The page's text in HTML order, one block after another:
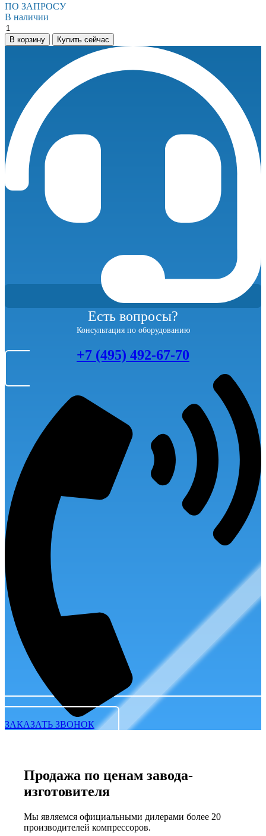
ПО ЗАПРОСУ
В наличии
Винтовой
компрессор
Atlas
Plus-
9,5
базовое
количество
В корзину Купить сейчас
Есть вопросы?
Консультация по оборудованию
+7 (495) 492-67-70
ЗАКАЗАТЬ ЗВОНОК
Продажа по ценам завода-
изготовителя
Мы являемся официальными дилерами более 20
производителей компрессоров.